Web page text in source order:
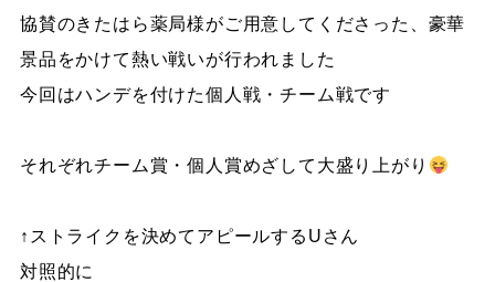
協賛のきたはら薬局様がご用意してくださった、豪華
景品をかけて熱い戦いが行われました
今回はハンデを付けた個人戦・チーム戦です
それぞれチーム賞・個人賞めざして大盛り上がり
↑ストライクを決めてアピールするUさん
対照的に